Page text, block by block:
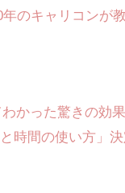
のキャリコンが
かった驚きの効
時間の使い方」決